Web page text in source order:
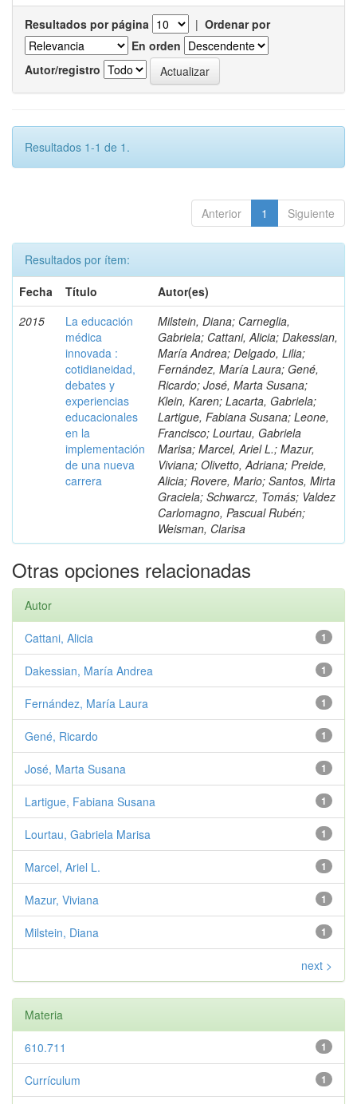
Resultados por página | Ordenar por
En orden
Autor/registro
Resultados 1-1 de 1.
Anterior 1 Siguiente
Resultados por ítem:
Fecha
Título
Autor(es)
2015
La educación
médica
innovada :
cotidianeidad,
debates y
experiencias
educacionales
en la
implementación
de una nueva
carrera
Milstein, Diana; Carneglia,
Gabriela; Cattani, Alicia; Dakessian,
María Andrea; Delgado, Lilia;
Fernández, María Laura; Gené,
Ricardo; José, Marta Susana;
Klein, Karen; Lacarta, Gabriela;
Lartigue, Fabiana Susana; Leone,
Francisco; Lourtau, Gabriela
Marisa; Marcel, Ariel L.; Mazur,
Viviana; Olivetto, Adriana; Preide,
Alicia; Rovere, Mario; Santos, Mirta
Graciela; Schwarcz, Tomás; Valdez
Carlomagno, Pascual Rubén;
Weisman, Clarisa
Otras opciones relacionadas
Autor
1
Cattani, Alicia
1
Dakessian, María Andrea
1
Fernández, María Laura
1
Gené, Ricardo
1
José, Marta Susana
1
Lartigue, Fabiana Susana
1
Lourtau, Gabriela Marisa
1
Marcel, Ariel L.
1
Mazur, Viviana
1
Milstein, Diana
next >
Materia
1
610.711
1
Currículum